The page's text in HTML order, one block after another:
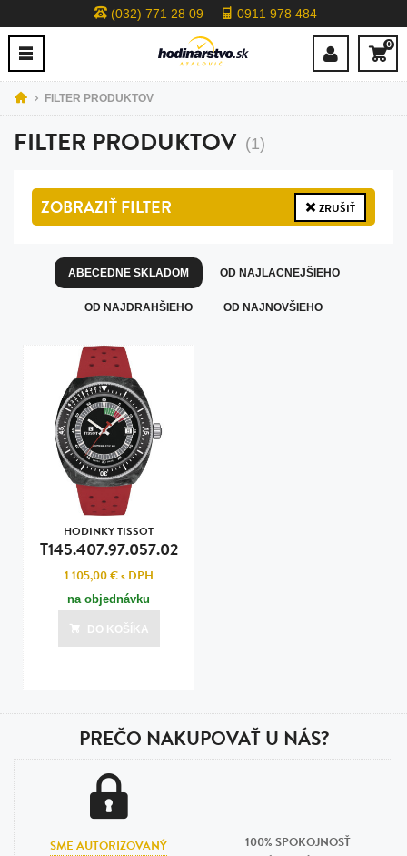
(032) 771 28 09 0911 978 484
0
FILTER PRODUKTOV
FILTER PRODUKTOV (1)
ZOBRAZIŤFILTER ZRUŠIŤ
ABECEDNE SKLADOM OD NAJLACNEJŠIEHO
OD NAJDRAHŠIEHO OD NAJNOVŠIEHO
HODINKY TISSOT
T145.407.97.057.02
1 105,00 €s DPH
na objednávku
DO KOŠÍKA
PREČO NAKUPOVAŤ U NÁS?
SME AUTORIZOVANÝ
100% SPOKOJNOSŤ